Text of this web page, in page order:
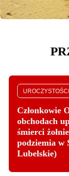
UROCZYSTOŚCI
Członkowie
obchodach
śmierci
podziemia w
Lubelskie)